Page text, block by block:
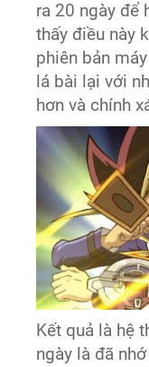
ra 20 ngày để
thấy điều này
phiên bản
lá bài lại với
hơn và chính
Kết quả là hệ
ngày là đã